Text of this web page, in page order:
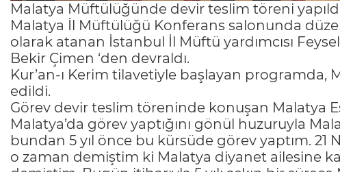
Malatya Müftülüğünde devir teslim töreni
Malatya İl Müftülüğü Konferans salonunda
olarak atanan İstanbul İl Müftü yardımcısı
Bekir Çimen ‘den devraldı.
Kur’an-ı Kerim tilavetiyle başlayan programda,
edildi.
Görev devir teslim töreninde konuşan Malatya
Malatya’da görev yaptığını gönül huzuruyla
bundan 5 yıl önce bu kürsüde görev yaptım. 21
o zaman demiştim ki Malatya diyanet ailesine